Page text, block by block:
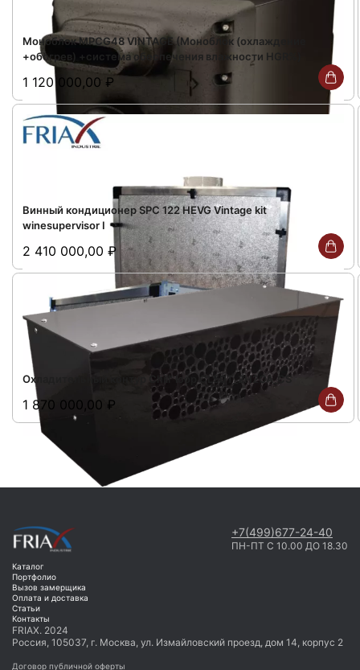
Моноблок MPCG48 VINTAGE (Моноблок (охлаждение
+обогрев) +система обеспечения влажности HGR%)
1 120 000,00 ₽
Винный кондиционер SPC 122 HEVG Vintage kit
winesupervisor I
2 410 000,00 ₽
Охладительный контур Chill' loop CL50T_2H2OA_CS
1 870 000,00 ₽
+7(499)677-24-40
ПН-ПТ С 10.00 ДО 18.30
Каталог
Портфолио
Вызов замерщика
Оплата и доставка
Статьи
Контакты
FRIAX. 2024
Россия, 105037, г. Москва, ул. Измайловский проезд, дом 14, корпус 2
Договор публичной оферты